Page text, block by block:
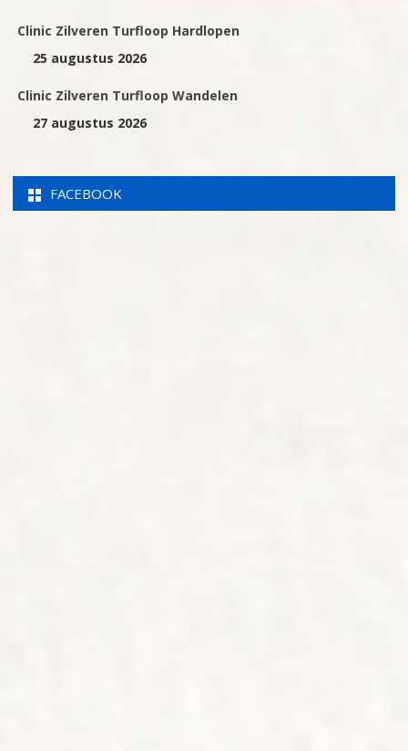
Clinic Zilveren Turfloop Hardlopen
25 augustus 2026
Clinic Zilveren Turfloop Wandelen
27 augustus 2026
FACEBOOK